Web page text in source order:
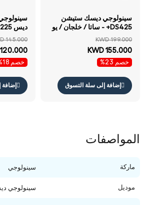
سينولوجي ديسك ستيشن
DS425+ - ساتا / خلجان / يو
KWD 199.000
KWD 155.000
خصم 23%
إضافة إلى سلة التسوق
145.000
120.000
خصم 18%
المواصفات
ماركة سينولوجي
موديل سينولوجي